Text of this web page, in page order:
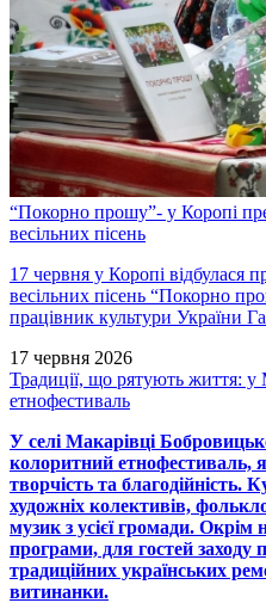
“Покорно прошу”- у Коропі
весільних пісень
17 червня у Коропі відбулася
весільних пісень “Покорно
працівник культури України
17 червня 2026
Традиції, що рятують життя: у
етнофестиваль
У селі Макарівці
колоритний етнофестиваль,
творчість та благодійність.
художніх колективів,
музик з усієї громади. Окрім
програми, для гостей заходу
традиційних українських
витинанки.